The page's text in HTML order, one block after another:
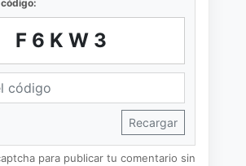
F6KW3
Recargar
para publicar tu comentario sin